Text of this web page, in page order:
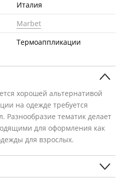
Италия
Marbet
Термоаппликации
хорошей альтернативой
на одежде требуется
тематик делает
для оформления как
для взрослых.